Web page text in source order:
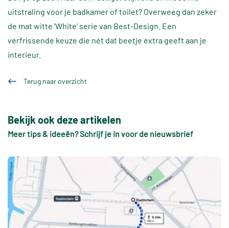
uitstraling voor je badkamer of toilet? Overweeg dan zeker
de mat witte ‘White’ serie van Best-Design. Een
verfrissende keuze die nét dat beetje extra geeft aan je
interieur.
Terug naar overzicht
Bekijk ook deze artikelen
Meer tips & ideeën? Schrijf je in voor de nieuwsbrief